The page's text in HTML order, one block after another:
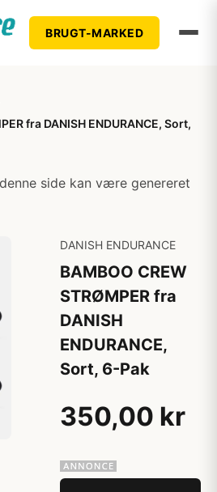
BRUGT-MARKED
fra DANISH ENDURANCE, Sort,
side kan være genereret
DANISH ENDURANCE
BAMBOO CREW
STRØMPER fra
DANISH
ENDURANCE,
Sort, 6-Pak
350,00 kr